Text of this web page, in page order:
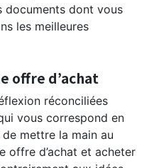
documents dont vous
les meilleures
offre d’achat
réconciliées
vous correspond en
mettre la main au
offre d’achat et acheter